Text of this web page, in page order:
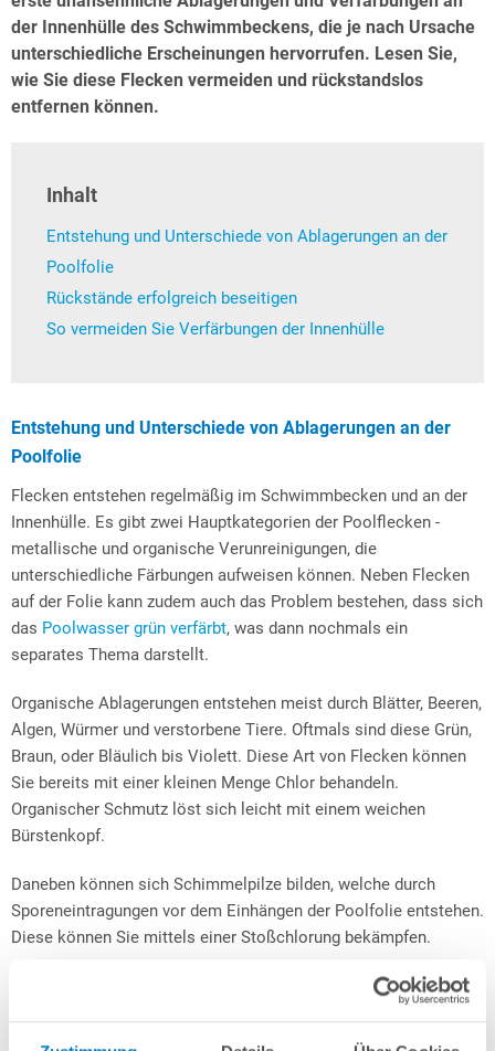
der Innenhülle des Schwimmbeckens, die je nach Ursache
unterschiedliche Erscheinungen hervorrufen. Lesen Sie,
wie Sie diese Flecken vermeiden und rückstandslos
entfernen können.
Inhalt
Entstehung und Unterschiede von Ablagerungen an der
Poolfolie
Rückstände erfolgreich beseitigen
So vermeiden Sie Verfärbungen der Innenhülle
Entstehung und Unterschiede von Ablagerungen an der
Poolfolie
Flecken entstehen regelmäßig im Schwimmbecken und an der
Innenhülle. Es gibt zwei Hauptkategorien der Poolflecken -
metallische und organische Verunreinigungen, die
unterschiedliche Färbungen aufweisen können. Neben Flecken
auf der Folie kann zudem auch das Problem bestehen, dass sich
das Poolwasser grün verfärbt, was dann nochmals ein
separates Thema darstellt.
Organische Ablagerungen entstehen meist durch Blätter, Beeren,
Algen, Würmer und verstorbene Tiere. Oftmals sind diese Grün,
Braun, oder Bläulich bis Violett. Diese Art von Flecken können
Sie bereits mit einer kleinen Menge Chlor behandeln.
Organischer Schmutz löst sich leicht mit einem weichen
Bürstenkopf.
Daneben können sich Schimmelpilze bilden, welche durch
Sporeneintragungen vor dem Einhängen der Poolfolie entstehen.
Diese können Sie mittels einer Stoßchlorung bekämpfen.
Ebenso können Feuchtigkeit liebende Mikroben entstehen,
welche ebenfalls eine Art Pilz darstellen. Beide Formen können
Sie mittels einer Stoßchlorung bekämpfen. Da es sich bei